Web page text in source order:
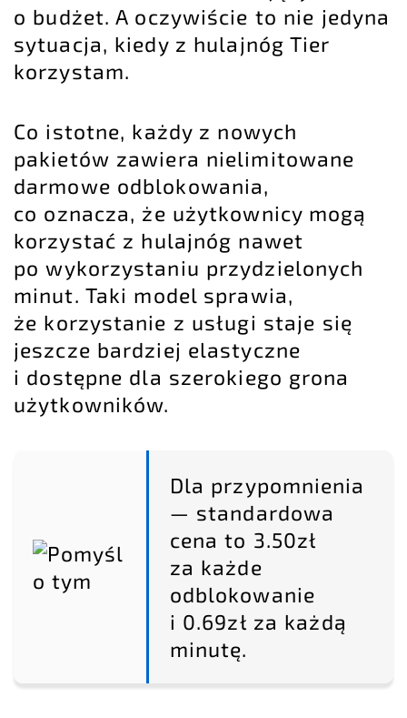
o budżet. A oczywiście to nie jedyna
sytuacja, kiedy z hulajnóg Tier
korzystam.
Co istotne, każdy z nowych
pakietów zawiera nielimitowane
darmowe odblokowania,
co oznacza, że użytkownicy mogą
korzystać z hulajnóg nawet
po wykorzystaniu przydzielonych
minut. Taki model sprawia,
że korzystanie z usługi staje się
jeszcze bardziej elastyczne
i dostępne dla szerokiego grona
użytkowników.
Dla przypomnienia
— standardowa
cena to 3.50zł
za każde
odblokowanie
i 0.69zł za każdą
minutę.